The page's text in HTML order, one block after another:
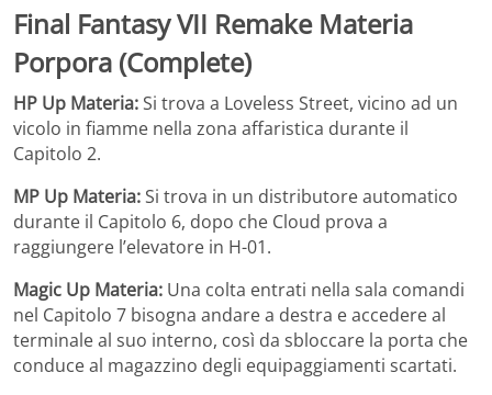
Final Fantasy VII Remake Materia
Porpora (Complete)
HP Up Materia:Si trova a Loveless Street, vicino ad un
vicolo in fiamme nella zona affaristica durante il
Capitolo 2.
MP Up Materia:Si trova in un distributore automatico
durante il Capitolo 6, dopo che Cloud prova a
raggiungere l’elevatore in H-01.
Magic Up Materia: Una colta entrati nella sala comandi
nel Capitolo 7 bisogna andare a destra e accedere al
terminale al suo interno, così da sbloccare la porta che
conduce al magazzino degli equipaggiamenti scartati.